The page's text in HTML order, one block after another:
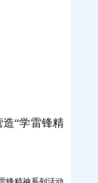
“学雷锋精